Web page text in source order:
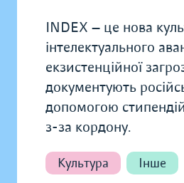
INDEX — це нова
інтелектуального
екзистенційної
документують
допомогою стипендій
з-за кордону.
Культура Інше